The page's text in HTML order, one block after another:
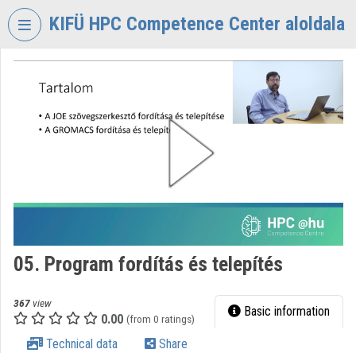
Skip header Skip menu
KIFÜ HPC Competence Center aloldala
Organization home
Organization discovery
Categories
Organization playlists
05. Program fordítás és telepítés
367 view
0.00 (from 0 ratings) Basic information
Technical data Share